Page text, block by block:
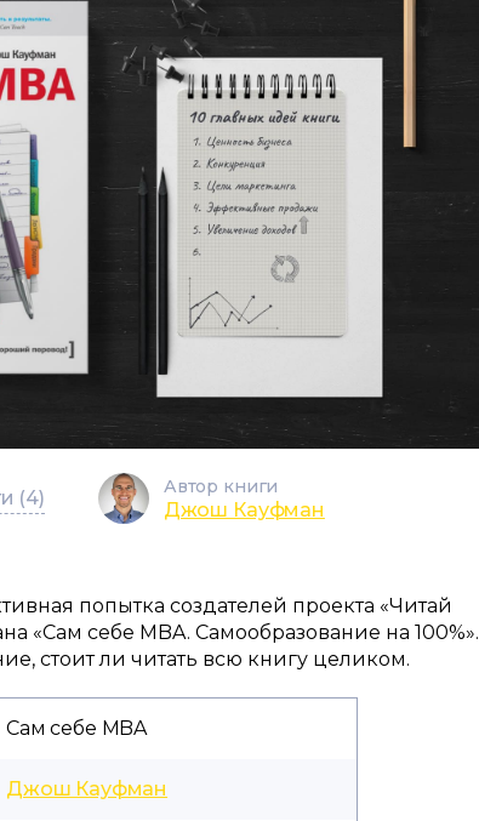
(4) Автор книги
Джош Кауфман
попытка создателей проекта «Читай
«Сам себе MBA. Самообразование на 100%».
стоит ли читать всю книгу целиком.
Сам себе MBA
Джош Кауфман